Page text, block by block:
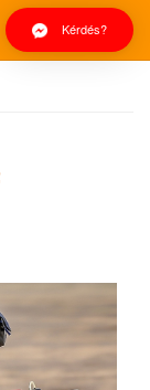
Kérdés?